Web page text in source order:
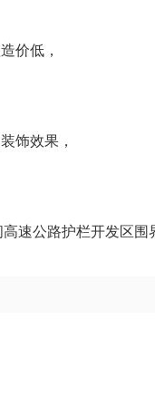
价低，
饰效果，
速公路护栏开发区围